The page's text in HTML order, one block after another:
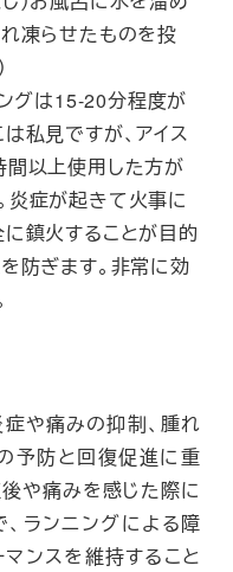
凍らせたものを投
グは15-20分程度が
私見ですが、アイス
以上使用した方が
炎症が起きて火事に
鎮火することが目的
防ぎます。非常に効
や痛みの抑制、腫れ
予防と回復促進に重
や痛みを感じた際に
ランニングによる障
ンスを維持すること